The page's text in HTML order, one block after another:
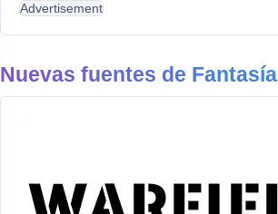
Advertisement
Nuevas fuentes de Fantasía